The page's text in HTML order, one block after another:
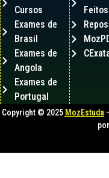
Cursos
Exames de
Brasil
Exames de
Angola
Exames de
Portugal
Feitos
Copyright © 2025 MozEstuda
por